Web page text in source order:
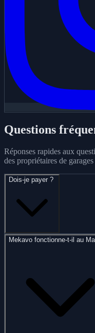
Questions
Réponses rapides aux
des propriétaires de
Dois-je payer ?
Mekavo fonctionne-t-il au